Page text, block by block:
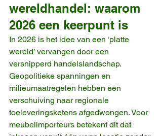
wereldhandel: waarom
2026 een keerpunt is
In 2026 is het idee van een ‘platte
wereld’ vervangen door een
versnipperd handelslandschap.
Geopolitieke spanningen en
milieumaatregelen hebben een
verschuiving naar regionale
toeleveringsketens afgedwongen. Voor
meubelimporteurs betekent dit dat